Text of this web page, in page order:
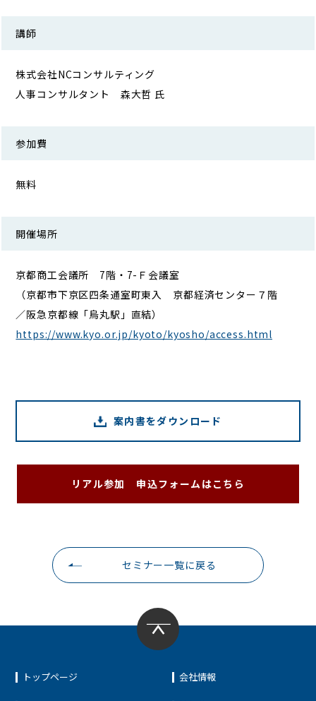
講師
株式会社NCコンサルティング
人事コンサルタント 森大哲 氏
参加費
無料
開催場所
京都商工会議所 7階・7-Ｆ会議室
（京都市下京区四条通室町東入 京都経済センター７階
／阪急京都線「烏丸駅」直結）
https://www.kyo.or.jp/kyoto/kyosho/access.html
案内書をダウンロード
リアル参加 申込フォームはこちら
セミナー一覧に戻る
トップページ 会社情報